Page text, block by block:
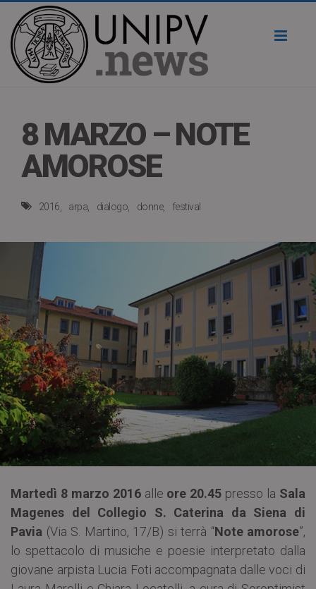
8 MARZO – NOTE
AMOROSE
2016 arpa dialogo donne festival
Martedì 8 marzo 2016alle ore 20.45 presso la Sala
Magenes del Collegio S. Caterina da Siena di
Pavia (Via S. Martino, 17/B) si terrà “Note amorose”,
lo spettacolo di musiche e poesie interpretato dalla
giovane arpista Lucia Foti accompagnata dalle voci di